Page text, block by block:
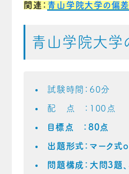
関連： 青山学院大学の偏
青山学院大学
試験時間：60分
配 点 ：100点
目標点 ：80点
出題形式：マーク式
問題構成：大問3題